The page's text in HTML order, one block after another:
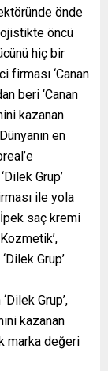
önde
öncü
hiç bir
firması ‘Canan
beri ‘Canan
kazanan
en
Grup’
ile yola
İpek saç kremi
Grup’
Grup’,
kazanan
marka değeri